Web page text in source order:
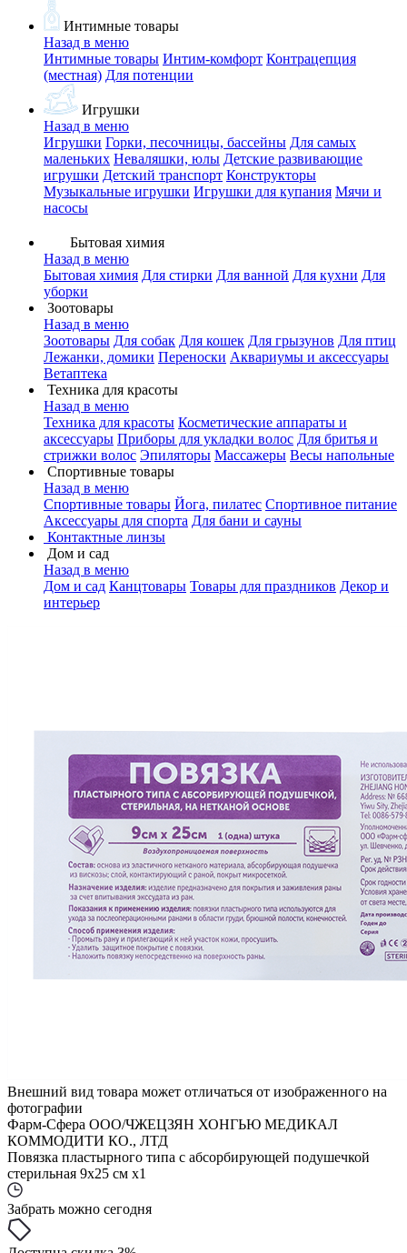
Интимные товары
Назад в меню
Интимные товары Интим-комфорт Контрацепция
(местная) Для потенции
Игрушки
Назад в меню
Игрушки Горки, песочницы, бассейны Для самых
маленьких Неваляшки, юлы Детские развивающие
игрушки Детский транспорт Конструкторы
Музыкальные игрушки Игрушки для купания Мячи и
насосы
Бытовая химия
Назад в меню
Бытовая химия Для стирки Для ванной Для кухни Для
уборки
Зоотовары
Назад в меню
Зоотовары Для собак Для кошек Для грызунов Для птиц
Лежанки, домики Переноски Аквариумы и аксессуары
Ветаптека
Техника для красоты
Назад в меню
Техника для красоты Косметические аппараты и
аксессуары Приборы для укладки волос Для бритья и
стрижки волос Эпиляторы Массажеры Весы напольные
Спортивные товары
Назад в меню
Спортивные товары Йога, пилатес Спортивное питание
Аксессуары для спорта Для бани и сауны
Контактные линзы
Дом и сад
Назад в меню
Дом и сад Канцтовары Товары для праздников Декор и
интерьер
Внешний вид товара может отличаться от изображенного на
фотографии
Фарм-Сфера ООО/ЧЖЕЦЗЯН ХОНГЬЮ МЕДИКАЛ
КОММОДИТИ КО., ЛТД
Повязка пластырного типа с абсорбирующей подушечкой
стерильная 9х25 см x1
Забрать можно сегодня